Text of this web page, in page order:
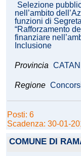
Selezione
nell’ambito
funzioni di
“Rafforzamento
finanziare
Inclusione
Provincia
Regione
Posti: 6
Scadenza: 30-01-
COMUNE DI